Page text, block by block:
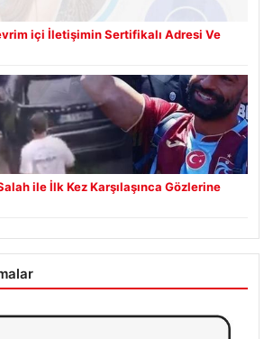
içi İletişimin Sertifikalı Adresi Ve
ile İlk Kez Karşılaşınca Gözlerine